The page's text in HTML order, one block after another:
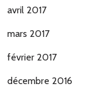
avril 2017
mars 2017
février 2017
décembre 2016